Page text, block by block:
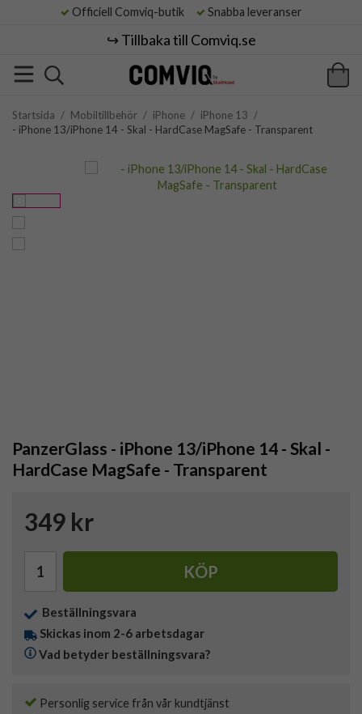
Officiell Comviq-butik Snabba leveranser
↪️ Tillbaka till Comviq.se
Startsida / Mobiltillbehör / iPhone / iPhone 13 /
- iPhone 13/iPhone 14 - Skal - HardCase MagSafe - Transparent
PanzerGlass - iPhone 13/iPhone 14 - Skal -
HardCase MagSafe - Transparent
349 kr
KÖP
Beställningsvara
Skickas inom 2-6 arbetsdagar
Vad betyder beställningsvara?
Personlig service från vår kundtjänst